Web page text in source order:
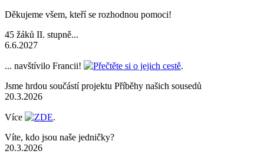
Děkujeme všem, kteří se rozhodnou pomoci!
45 žáků II. stupně...
6.6.2027
... navštívilo Francii! Přečtěte si o jejich cestě.
Jsme hrdou součástí projektu Příběhy našich sousedů
20.3.2026
Více ZDE.
Víte, kdo jsou naše jedničky?
20.3.2026